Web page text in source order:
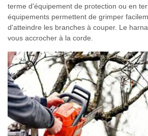
terme d'équipement de protection ou en
équipements permettent de grimper
d'atteindre les branches à couper. Le
vous accrocher à la corde.